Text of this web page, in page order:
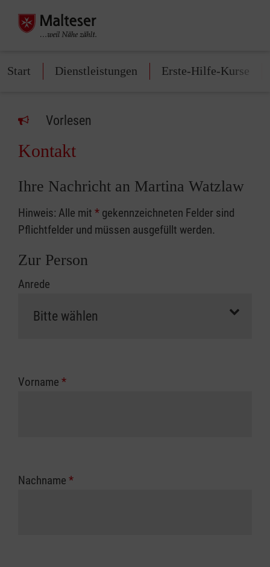
Start Dienstleistungen Erste-Hilfe-Kurse
Vorlesen
Kontakt
Ihre Nachricht an Martina Watzlaw
Hinweis: Alle mit * gekennzeichneten Felder sind
Pflichtfelder und müssen ausgefüllt werden.
Zur Person
Anrede
Vorname *
Nachname *